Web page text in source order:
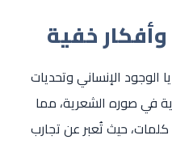
خفية
الإنساني وتحديات
في صوره الشعرية، مما
حيث تُعبر عن تجارب